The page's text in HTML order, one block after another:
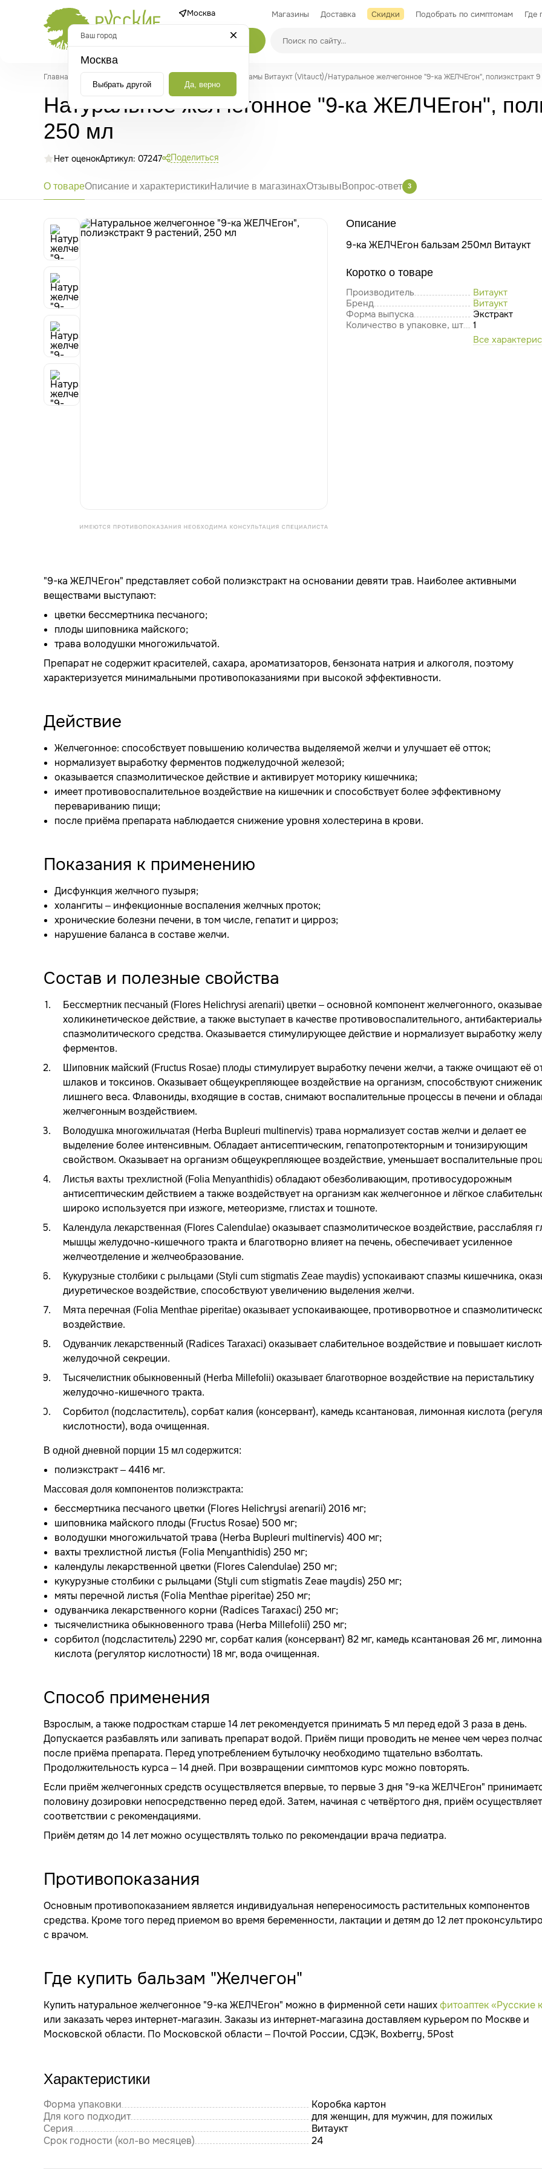
Москва Магазины Доставка Скидки Подобрать по симптомам Где
Производители
Каталог
Главная Бальзамы, сиропы и эликсиры Бальзамы Витаукт (Vitauct)/Натуральное желчегонное "9-ка ЖЕЛЧЕгон", полиэкстракт
Натуральное желчегонное "9-ка ЖЕЛЧЕгон",
250 мл
Нет оценокАртикул: 07247 Поделиться
О товареОписание и характеристикиНаличие в магазинахОтзывыВопрос-ответ 3
Описание
9-ка ЖЕЛЧЕгон бальзам 250мл Витаукт
Коротко о товаре
Производитель
Витаукт
Бренд
Витаукт
Форма выпуска
Экстракт
Количество в упаковке, шт
1
Все
"9-ка ЖЕЛЧЕгон" представляет собой полиэкстракт на основании девяти трав. Наиболее активными
веществами выступают:
цветки бессмертника песчаного;
плоды шиповника майского;
трава володушки многожильчатой.
Препарат не содержит красителей, сахара, ароматизаторов, бензоната натрия и алкоголя, поэтому
характеризуется минимальными противопоказаниями при высокой эффективности.
Действие
Желчегонное: способствует повышению количества выделяемой желчи и улучшает её отток;
нормализует выработку ферментов поджелудочной железой;
оказывается спазмолитическое действие и активирует моторику кишечника;
имеет противовоспалительное воздействие на кишечник и способствует более эффективному
перевариванию пищи;
после приёма препарата наблюдается снижение уровня холестерина в крови.
Показания к применению
Дисфункция желчного пузыря;
холангиты – инфекционные воспаления желчных проток;
хронические болезни печени, в том числе, гепатит и цирроз;
нарушение баланса в составе желчи.
Состав и полезные свойства
Бессмертник песчаный (Flores Helichrysi arenarii) цветки – основной компонент желчегонного,
холикинетическое действие, а также выступает в качестве противовоспалительного,
спазмолитического средства. Оказывается стимулирующее действие и нормализует выработку
ферментов.
Шиповник майский (Fructus Rosae) плоды стимулирует выработку печени желчи, а также очищают её
шлаков и токсинов. Оказывает общеукрепляющее воздействие на организм, способствуют
лишнего веса. Флавониды, входящие в состав, снимают воспалительные процессы в печени и
желчегонным воздействием.
Володушка многожильчатая (Herba Bupleuri multinervis) трава нормализует состав желчи и делает ее
выделение более интенсивным. Обладает антисептическим, гепатопротекторным и тонизирующим
свойством. Оказывает на организм общеукрепляющее воздействие, уменьшает воспалительные
Листья вахты трехлистной (Folia Menyanthidis) обладают обезболивающим, противосудорожным
антисептическим действием а также воздействует на организм как желчегонное и лёгкое
широко используется при изжоге, метеоризме, глистах и тошноте.
Календула лекарственная (Flores Calendulae) оказывает спазмолитическое воздействие, расслабляя
мышцы желудочно-кишечного тракта и благотворно влияет на печень, обеспечивает усиленное
желчеотделение и желчеобразование.
Кукурузные столбики с рыльцами (Styli cum stigmatis Zeae maydis) успокаивают спазмы кишечника,
диуретическое воздействие, способствуют увеличению выделения желчи.
Мята перечная (Folia Menthae piperitae) оказывает успокаивающее, противорвотное и
воздействие.
Одуванчик лекарственный (Radices Taraxaci) оказывает слабительное воздействие и повышает
желудочной секреции.
Тысячелистник обыкновенный (Herba Millefolii) оказывает благотворное воздействие на перистальтику
желудочно-кишечного тракта.
Сорбитол (подсластитель), сорбат калия (консервант), камедь ксантановая, лимонная кислота
кислотности), вода очищенная.
В одной дневной порции 15 мл содержится:
полиэкстракт – 4416 мг.
Массовая доля компонентов полиэкстракта:
бессмертника песчаного цветки (Flores Helichrysi arenarii) 2016 мг;
шиповника майского плоды (Fructus Rosae) 500 мг;
володушки многожильчатой трава (Herba Bupleuri multinervis) 400 мг;
вахты трехлистной листья (Folia Menyanthidis) 250 мг;
календулы лекарственной цветки (Flores Calendulae) 250 мг;
кукурузные столбики с рыльцами (Styli cum stigmatis Zeae maydis) 250 мг;
мяты перечной листья (Folia Menthae piperitae) 250 мг;
одуванчика лекарственного корни (Radices Taraxaci) 250 мг;
тысячелистника обыкновенного трава (Herba Millefolii) 250 мг;
сорбитол (подсластитель) 2290 мг, сорбат калия (консервант) 82 мг, камедь ксантановая 26 мг,
кислота (регулятор кислотности) 18 мг, вода очищенная.
Способ применения
Взрослым, а также подросткам старше 14 лет рекомендуется принимать 5 мл перед едой 3 раза в день.
Допускается разбавлять или запивать препарат водой. Приём пищи проводить не менее чем через
после приёма препарата. Перед употреблением бутылочку необходимо тщательно взболтать.
Продолжительность курса – 14 дней. При возвращении симптомов курс можно повторять.
Если приём желчегонных средств осуществляется впервые, то первые 3 дня "9-ка ЖЕЛЧЕгон"
половину дозировки непосредственно перед едой. Затем, начиная с четвёртого дня, приём
соответствии с рекомендациями.
Приём детям до 14 лет можно осуществлять только по рекомендации врача педиатра.
Противопоказания
Основным противопоказанием является индивидуальная непереносимость растительных компонентов
средства. Кроме того перед приемом во время беременности, лактации и детям до 12 лет
с врачом.
Где купить бальзам "Желчегон"
Купить натуральное желчегонное "9-ка ЖЕЛЧЕгон" можно в фирменной сети нашихфитоаптек «Русские
или заказать через интернет-магазин. Заказы из интернет-магазина доставляем курьером по Москве и
Московской области. По Московской области – Почтой России, СДЭК, Boxberry, 5Post
Характеристики
Форма упаковки
Коробка картон
Для кого подходит
для женщин, для мужчин, для пожилых
Серия
Витаукт
Срок годности (кол-во месяцев)
24
Ваш город
Москва
Выбрать другой Да, верно